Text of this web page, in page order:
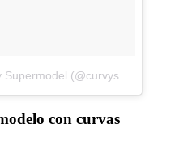
con curvas